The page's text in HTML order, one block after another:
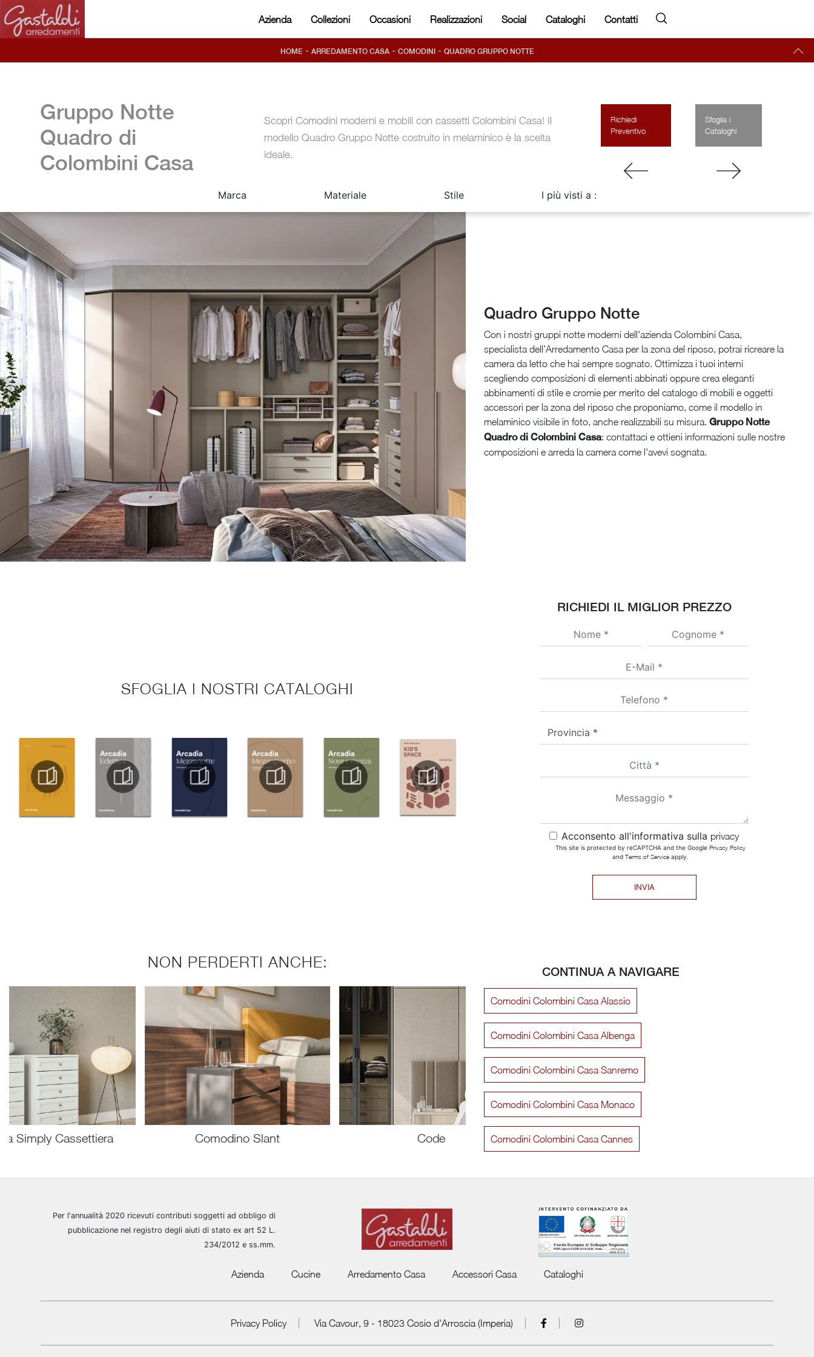
Azienda Collezioni Occasioni Realizzazioni Social Cataloghi Contatti
HOME - ARREDAMENTO CASA- COMODINI - QUADRO GRUPPO NOTTE
Gruppo Notte
Quadro di
Colombini Casa
Scopri Comodini moderni e mobili con cassetti Colombini Casa! Il
modello Quadro Gruppo Notte costruito in melaminico è la scelta
ideale.
Richiedi
Preventivo
Sfoglia i
Cataloghi
Marca Materiale Stile I più visti a :
Quadro Gruppo Notte
Con i nostri gruppi notte moderni dell'azienda Colombini Casa,
specialista dell’Arredamento Casa per la zona del riposo, potrai ricreare la
camera da letto che hai sempre sognato. Ottimizza i tuoi interni
scegliendo composizioni di elementi abbinati oppure crea eleganti
abbinamenti di stile e cromie per merito del catalogo di mobili e oggetti
accessori per la zona del riposo che proponiamo, come il modello in
melaminico visibile in foto, anche realizzabili su misura. Gruppo Notte
Quadro di Colombini Casa: contattaci e ottieni informazioni sulle nostre
composizioni e arreda la camera come l'avevi sognata.
SFOGLIA I NOSTRI CATALOGHI
RICHIEDI IL MIGLIOR PREZZO
Acconsento all'informativa sulla privacy
This site is protected by reCAPTCHA and the Google Privacy Policy
and Terms of Serviceapply.
INVIA
NON PERDERTI ANCHE:
Simply Cassettiera Comodino Slant Code Flow Comò
CONTINUA A NAVIGARE
Comodini Colombini Casa Alassio
Comodini Colombini Casa Albenga
Comodini Colombini Casa Sanremo
Comodini Colombini Casa Monaco
Comodini Colombini Casa Cannes
Per l'annualità 2020 ricevuti contributi soggetti ad obbligo di
pubblicazione nel registro degli aiuti di stato ex art 52 L.
234/2012 e ss.mm.
Azienda Cucine Arredamento Casa Accessori Casa Cataloghi
Privacy Policy Via Cavour, 9 - 18023 Cosio d'Arroscia (Imperia)